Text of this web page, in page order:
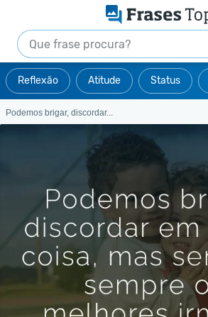
Reflexão Atitude Status
Podemos brigar, discordar...